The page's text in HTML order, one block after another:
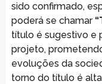
sido confirmado,
poderá se chamar
título é sugestivo e
projeto,
evoluções da
torno do título é